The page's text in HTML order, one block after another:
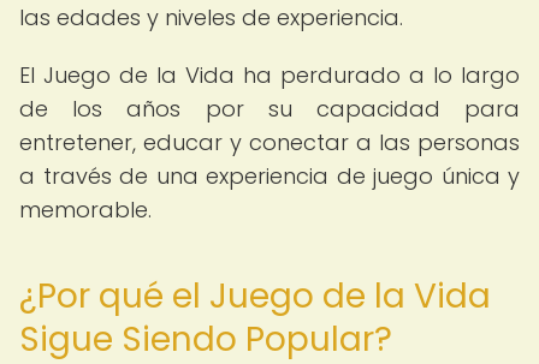
las edades y niveles de experiencia.
El Juego de la Vida ha perdurado a lo largo
de los años por su capacidad para
entretener, educar y conectar a las personas
a través de una experiencia de juego única y
memorable.
¿Por qué el Juego de la Vida
Sigue Siendo Popular?